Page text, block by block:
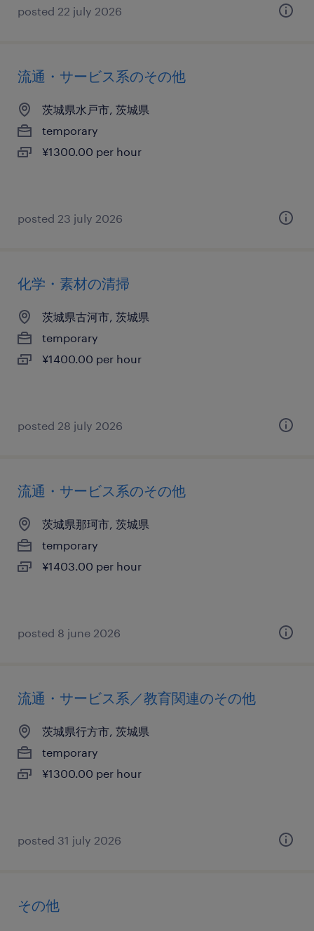
posted 22 july 2026
流通・サービス系のその他
茨城県水戸市, 茨城県
temporary
¥1300.00 per hour
posted 23 july 2026
化学・素材の清掃
茨城県古河市, 茨城県
temporary
¥1400.00 per hour
posted 28 july 2026
流通・サービス系のその他
茨城県那珂市, 茨城県
temporary
¥1403.00 per hour
posted 8 june 2026
流通・サービス系／教育関連のその他
茨城県行方市, 茨城県
temporary
¥1300.00 per hour
posted 31 july 2026
その他